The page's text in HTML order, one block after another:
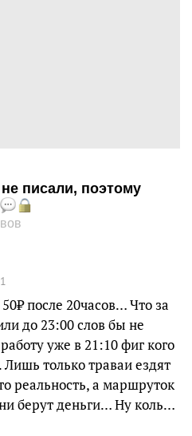
писали, поэтому
после 20часов… Что за
до 23:00 слов бы не
уже в 21:10 фиг кого
только траваи ездят
реальность, а маршруток
берут деньги… Ну коль…